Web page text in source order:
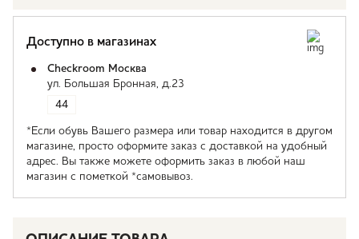
Доступно в магазинах
Checkroom Москва
ул. Большая Бронная, д.23
44
*Если обувь Вашего размера или товар находится в другом
магазине, просто оформите заказ с доставкой на удобный
адрес. Вы также можете оформить заказ в любой наш
магазин с пометкой *самовывоз.